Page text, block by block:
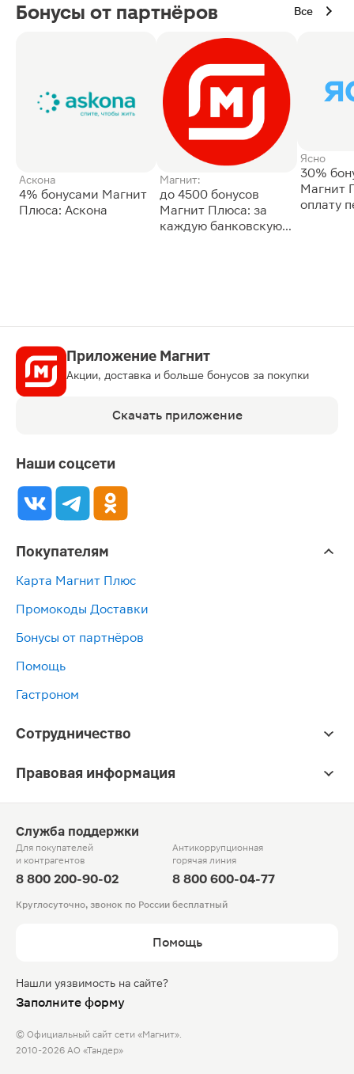
Бонусы от партнёров Все
Аскона
4% бонусами Магнит
Плюса: Аскона
Магнит:
до 4500 бонусов
Магнит Плюса: за
каждую банковскую
Ясно
30%
Магнит
оплату
Приложение Магнит
Акции, доставка и больше бонусов за покупки
Скачать приложение
Наши соцсети
Покупателям
Карта Магнит Плюс
Промокоды Доставки
Бонусы от партнёров
Помощь
Гастроном
Сотрудничество
Правовая информация
Служба поддержки
Для покупателей
и контрагентов
8 800 200-90-02
Антикоррупционная
горячая линия
8 800 600-04-77
Круглосуточно, звонок по России бесплатный
Помощь
Нашли уязвимость на сайте?
Заполните форму
© Официальный сайт сети «Магнит».
2010-2026 АО «Тандер»